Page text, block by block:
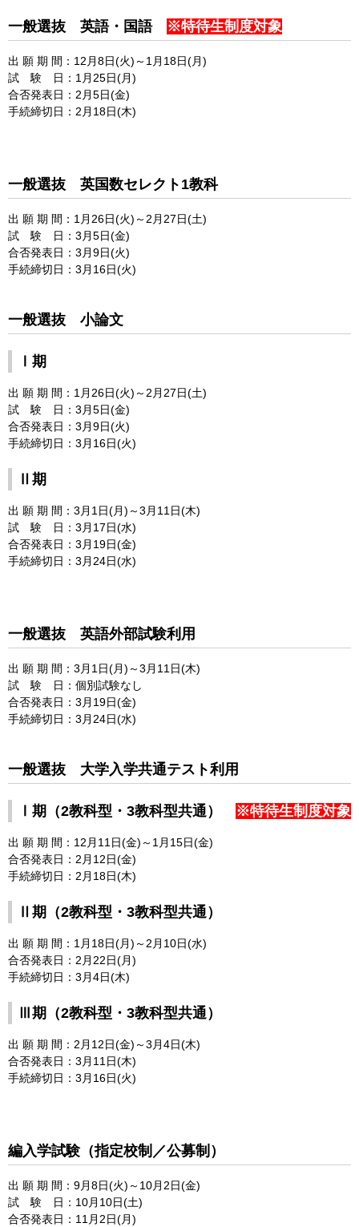
一般選抜 英語・国語 ※特待生制度対象
出 願 期 間：12月8日(火)～1月18日(月)
試 験 日：1月25日(月)
合否発表日：2月5日(金)
手続締切日：2月18日(木)
一般選抜 英国数セレクト1教科
出 願 期 間：1月26日(火)～2月27日(土)
試 験 日：3月5日(金)
合否発表日：3月9日(火)
手続締切日：3月16日(火)
一般選抜 小論文
Ⅰ期
出 願 期 間：1月26日(火)～2月27日(土)
試 験 日：3月5日(金)
合否発表日：3月9日(火)
手続締切日：3月16日(火)
Ⅱ期
出 願 期 間：3月1日(月)～3月11日(木)
試 験 日：3月17日(水)
合否発表日：3月19日(金)
手続締切日：3月24日(水)
一般選抜 英語外部試験利用
出 願 期 間：3月1日(月)～3月11日(木)
試 験 日：個別試験なし
合否発表日：3月19日(金)
手続締切日：3月24日(水)
一般選抜 大学入学共通テスト利用
Ⅰ期（2教科型・3教科型共通） ※特待生制度対象
出 願 期 間：12月11日(金)～1月15日(金)
合否発表日：2月12日(金)
手続締切日：2月18日(木)
Ⅱ期（2教科型・3教科型共通）
出 願 期 間：1月18日(月)～2月10日(水)
合否発表日：2月22日(月)
手続締切日：3月4日(木)
Ⅲ期（2教科型・3教科型共通）
出 願 期 間：2月12日(金)～3月4日(木)
合否発表日：3月11日(木)
手続締切日：3月16日(火)
編入学試験（指定校制／公募制）
出 願 期 間：9月8日(火)～10月2日(金)
試 験 日：10月10日(土)
合否発表日：11月2日(月)